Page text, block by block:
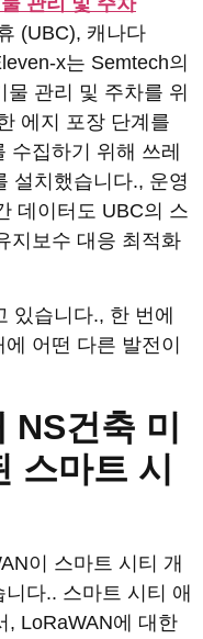
(UBC), 캐나다
x는 Semtech의
관리 및 주차를 위
에지 포장 단계를
수집하기 위해 쓰레
설치했습니다., 운영
데이터도 UBC의 스
지보수 대응 최적화
있습니다., 한 번에
어떤 다른 발전이
NS건축 미
스마트 시
이 스마트 시티 개
다.. 스마트 시티 애
, LoRaWAN에 대한